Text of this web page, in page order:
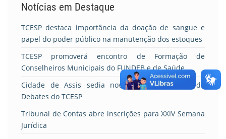
Notícias em Destaque
TCESP destaca importância da doação de sangue e
papel do poder público na manutenção dos estoques
TCESP promoverá encontro de Formação de
Conselheiros Municipais do FUNDEB e de Saúde
Cidade de Assis sedia nova rodada do Ciclo de
Debates do TCESP
Tribunal de Contas abre inscrições para XXIV Semana
Jurídica